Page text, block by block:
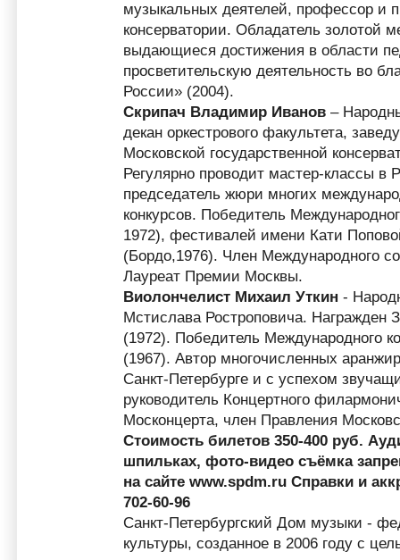
музыкальных деятелей, профессор и
консерватории. Обладатель золотой
выдающиеся достижения в области
просветительскую деятельность во
России» (2004).
Скрипач Владимир Иванов –
декан оркестрового факультета,
Московской государственной
Регулярно проводит мастер-классы
председатель жюри многих
конкурсов. Победитель
1972), фестивалей имени Кати
(Бордо,1976). Член Международного
Лауреат Премии Москвы.
Виолончелист Михаил Уткин -
Мстислава Ростроповича.
(1972). Победитель Международного
(1967). Автор многочисленных
Санкт-Петербурге и с успехом
руководитель Концертного
Москонцерта, член Правления
Стоимость билетов 350-400 руб.
шпильках, фото-видео съёмка
на сайте www.spdm.ru Справки и
702-60-96
Санкт-Петербургский Дом музыки -
культуры, созданное в 2006 году с